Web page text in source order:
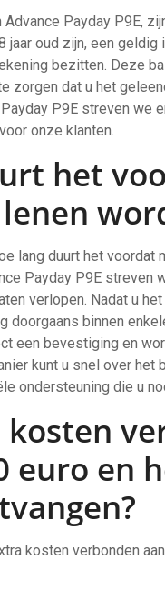
Advance Payday P9E,
jaar oud zijn, een
bezitten. Deze
zorgen dat u het
P9E streven we
onze klanten.
het
lang duurt het voordat
Payday P9E streven
verlopen. Nadat u
doorgaans binnen
een bevestiging en
kunt u snel over
ondersteuning die u
euro en
kosten verbonden